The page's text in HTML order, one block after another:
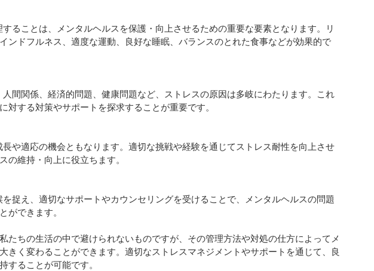
ンドフルネス、適度な運動、良好な睡眠、バランスのとれた食事などが効果的で
対する対策やサポートを探求することが重要です。
の維持・向上に役立ちます。
ができます。
たちの生活の中で避けられないものですが、その管理方法や対処の仕方によってメ
きく変わることができます。適切なストレスマネジメントやサポートを通じて、良
することが可能です。